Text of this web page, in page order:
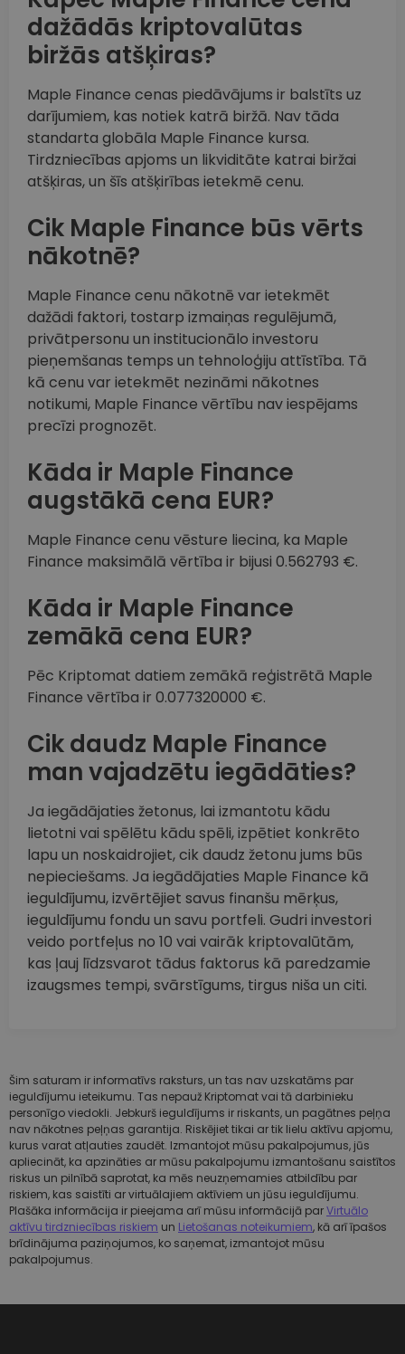
dažādās kriptovalūtas
biržās atšķiras?
Maple Finance cenas piedāvājums ir balstīts uz
darījumiem, kas notiek katrā biržā. Nav tāda
standarta globāla Maple Finance kursa.
Tirdzniecības apjoms un likviditāte katrai biržai
atšķiras, un šīs atšķirības ietekmē cenu.
Cik Maple Finance būs vērts
nākotnē?
Maple Finance cenu nākotnē var ietekmēt
dažādi faktori, tostarp izmaiņas regulējumā,
privātpersonu un institucionālo investoru
pieņemšanas temps un tehnoloģiju attīstība. Tā
kā cenu var ietekmēt nezināmi nākotnes
notikumi, Maple Finance vērtību nav iespējams
precīzi prognozēt.
Kāda ir Maple Finance
augstākā cena EUR?
Maple Finance cenu vēsture liecina, ka Maple
Finance maksimālā vērtība ir bijusi 0.562793 €.
Kāda ir Maple Finance
zemākā cena EUR?
Pēc Kriptomat datiem zemākā reģistrētā Maple
Finance vērtība ir 0.077320000 €.
Cik daudz Maple Finance
man vajadzētu iegādāties?
Ja iegādājaties žetonus, lai izmantotu kādu
lietotni vai spēlētu kādu spēli, izpētiet konkrēto
lapu un noskaidrojiet, cik daudz žetonu jums būs
nepieciešams. Ja iegādājaties Maple Finance kā
ieguldījumu, izvērtējiet savus finanšu mērķus,
ieguldījumu fondu un savu portfeli. Gudri investori
veido portfeļus no 10 vai vairāk kriptovalūtām,
kas ļauj līdzsvarot tādus faktorus kā paredzamie
izaugsmes tempi, svārstīgums, tirgus niša un citi.
Šim saturam ir informatīvs raksturs, un tas nav uzskatāms par
ieguldījumu ieteikumu. Tas nepauž Kriptomat vai tā darbinieku
personīgo viedokli. Jebkurš ieguldījums ir riskants, un pagātnes peļņa
nav nākotnes peļņas garantija. Riskējiet tikai ar tik lielu aktīvu apjomu,
kurus varat atļauties zaudēt. Izmantojot mūsu pakalpojumus, jūs
apliecināt, ka apzināties ar mūsu pakalpojumu izmantošanu saistītos
riskus un pilnībā saprotat, ka mēs neuzņemamies atbildību par
riskiem, kas saistīti ar virtuālajiem aktīviem un jūsu ieguldījumu.
Plašāka informācija ir pieejama arī mūsu informācijā parVirtuālo
aktīvu tirdzniecības riskiem un Lietošanas noteikumiem, kā arī īpašos
brīdinājuma paziņojumos, ko saņemat, izmantojot mūsu
pakalpojumus.